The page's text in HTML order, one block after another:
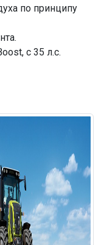
по принципу
с 35 л.с.